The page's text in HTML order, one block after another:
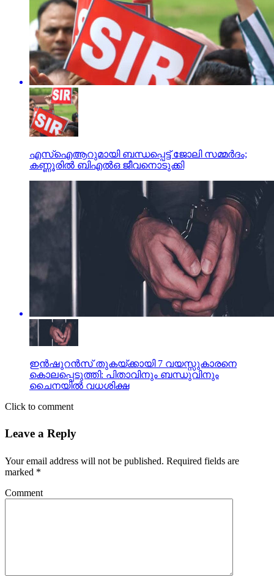
എസ്ഐആറുമായി ബന്ധപ്പെട്ട് ജോലി സമ്മര്‍ദം;
കണ്ണൂരില്‍ ബിഎല്‍ഒ ജീവനൊടുക്കി
ഇന്‍ഷുറന്‍സ് തുകയ്ക്കായി 7 വയസ്സുകാരനെ
കൊലപ്പെടുത്തി: പിതാവിനും ബന്ധുവിനും
ചൈനയില്‍ വധശിക്ഷ
Click to comment
Leave a Reply
Your email address will not be published. Required fields are
marked *
Comment